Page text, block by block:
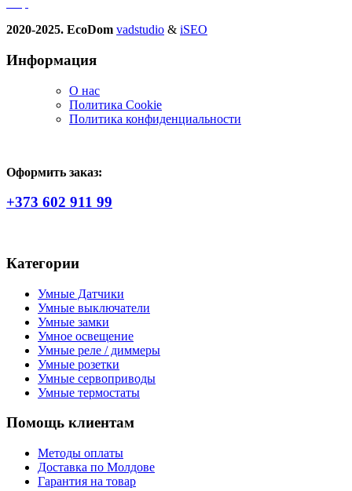
2020-2025. EcoDom vadstudio & iSEO
Информация
О нас
Политика Сookie
Политика конфиденциальности
Оформить заказ:
+373 602 911 99
Категории
Умные Датчики
Умные выключатели
Умные замки
Умное освещение
Умные реле / диммеры
Умные розетки
Умные сервоприводы
Умные термостаты
Помощь клиентам
Методы оплаты
Доставка по Молдове
Гарантия на товар